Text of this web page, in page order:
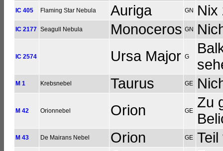
IC 405 Flaming Star Nebula Auriga GN Nix
IC 2177 Seagull Nebula Monoceros GN
IC 2574 Ursa Major G
M 1 Krebsnebel Taurus GE
M 42 Orionnebel Orion GE
Zu
M 43 De Mairans Nebel Orion GE